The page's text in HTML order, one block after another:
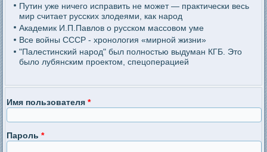
Путин уже ничего исправить не может — практически весь
мир считает русских злодеями, как народ
Академик И.П.Павлов о русском массовом уме
Все войны СССР - хронология «мирной жизни»
"Палестинский народ" был полностью выдуман КГБ. Это
было лубянским проектом, спецоперацией
Имя пользователя*
Пароль*